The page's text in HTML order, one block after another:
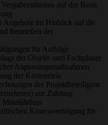
auf der Basis
Angebote im Hinblick auf die
Beurteilen der
für Aufträge
der Objekt- und Fachplaner
Anpassungsmaßnahmen
der Kostenziele
der Projektbeteiligten
zur Zahlung
Mittelabfluss
Kostenverfolgung für